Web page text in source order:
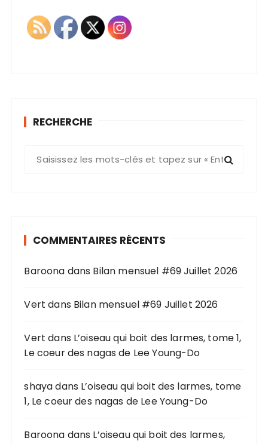
RECHERCHE
e
o
r
COMMENTAIRES RÉCENTS
Baroona dans Bilan mensuel #69 Juillet 2026
Vert dans Bilan mensuel #69 Juillet 2026
Vert dans L’oiseau qui boit des larmes, tome 1,
Le coeur des nagas de Lee Young-Do
shayadans L’oiseau qui boit des larmes, tome
1, Le coeur des nagas de Lee Young-Do
Baroona dans L’oiseau qui boit des larmes,